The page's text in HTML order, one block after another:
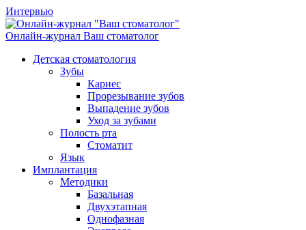
Интервью
Онлайн-журнал Ваш стоматолог
Детская стоматология
Зубы
Кариес
Прорезывание зубов
Выпадение зубов
Уход за зубами
Полость рта
Стоматит
Язык
Имплантация
Методики
Базальная
Двухэтапная
Однофазная